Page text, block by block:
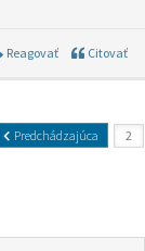
Reagovať Citovať
Predchádzajúca